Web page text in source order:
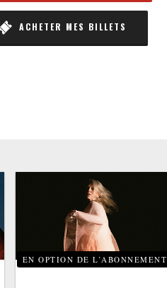
ACHETER MES BILLETS
EN OPTION DE L’ABONNEMENT